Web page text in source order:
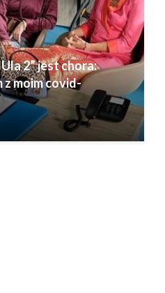
2” jest chora:
z moim covid-